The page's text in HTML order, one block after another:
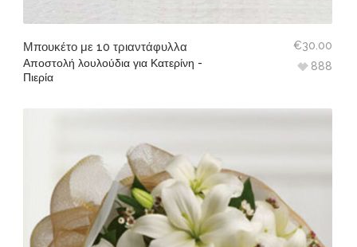
Μπουκέτο με 10 τριαντάφυλλα
Αποστολή λουλούδια για Κατερίνη -
Πιερία
888
€30.00